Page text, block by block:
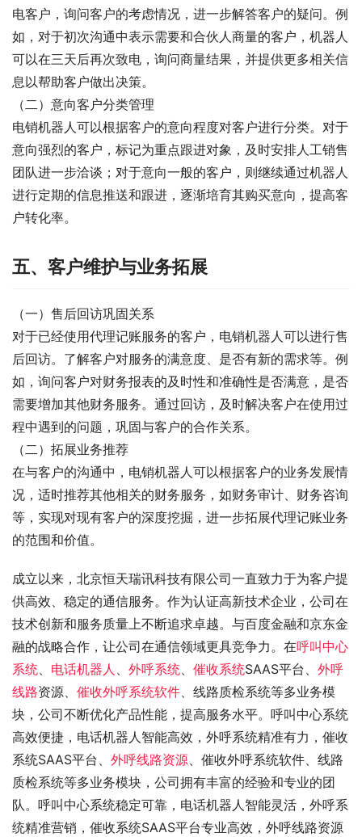
电客户，询问客户的考虑情况，进一步解答客户的疑问。例
如，对于初次沟通中表示需要和合伙人商量的客户，机器人
可以在三天后再次致电，询问商量结果，并提供更多相关信
息以帮助客户做出决策。
（二）意向客户分类管理
电销机器人可以根据客户的意向程度对客户进行分类。对于
意向强烈的客户，标记为重点跟进对象，及时安排人工销售
团队进一步洽谈；对于意向一般的客户，则继续通过机器人
进行定期的信息推送和跟进，逐渐培育其购买意向，提高客
户转化率。
五、客户维护与业务拓展
（一）售后回访巩固关系
对于已经使用代理记账服务的客户，电销机器人可以进行售
后回访。了解客户对服务的满意度、是否有新的需求等。例
如，询问客户对财务报表的及时性和准确性是否满意，是否
需要增加其他财务服务。通过回访，及时解决客户在使用过
程中遇到的问题，巩固与客户的合作关系。
（二）拓展业务推荐
在与客户的沟通中，电销机器人可以根据客户的业务发展情
况，适时推荐其他相关的财务服务，如财务审计、财务咨询
等，实现对现有客户的深度挖掘，进一步拓展代理记账业务
的范围和价值。
成立以来，北京恒天瑞讯科技有限公司一直致力于为客户提
供高效、稳定的通信服务。作为认证高新技术企业，公司在
技术创新和服务质量上不断追求卓越。与百度金融和京东金
融的战略合作，让公司在通信领域更具竞争力。在呼叫中心
系统
电话机器人 外呼系统 催收系统SAAS平台、 外呼
线路资源、 催收外呼系统软件 、线路质检系统等多业务模
块，公司不断优化产品性能，提高服务水平。呼叫中心系统
高效便捷，电话机器人智能高效，外呼系统精准有力，催收
系统SAAS平台、 外呼线路资源 、催收外呼系统软件、线路
质检系统等多业务模块，公司拥有丰富的经验和专业的团
队。呼叫中心系统稳定可靠，电话机器人智能灵活，外呼系
统精准营销，催收系统SAAS平台专业高效，外呼线路资源